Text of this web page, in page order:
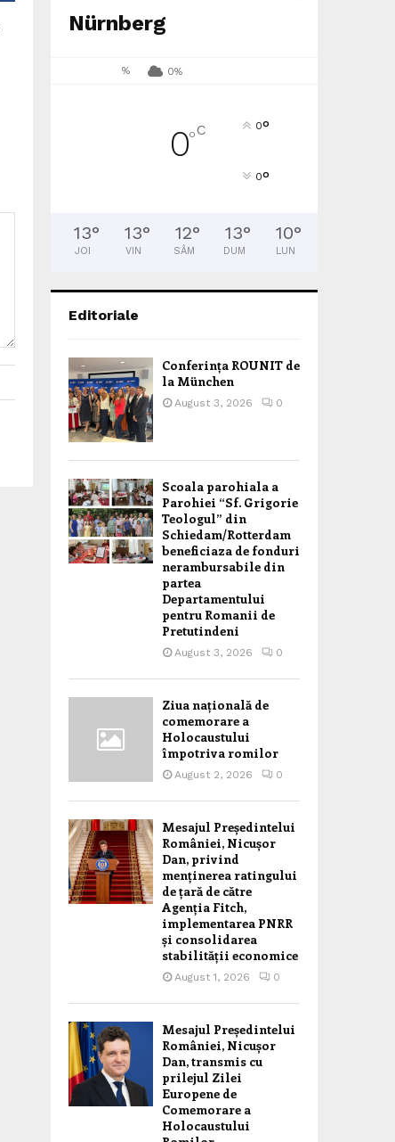
Nürnberg
% 0%
0°C 0°
0°
13°
JOI
13°
VIN
12°
SÂM
13°
DUM
10°
LUN
Editoriale
Conferința ROUNIT de
la München
August 3, 2026 0
Scoala parohiala a
Parohiei “Sf. Grigorie
Teologul” din
Schiedam/Rotterdam
beneficiaza de fonduri
nerambursabile din
partea
Departamentului
pentru Romanii de
Pretutindeni
August 3, 2026 0
Ziua națională de
comemorare a
Holocaustului
împotriva romilor
August 2, 2026 0
Mesajul Președintelui
României, Nicușor
Dan, privind
menținerea ratingului
de țară de către
Agenția Fitch,
implementarea PNRR
și consolidarea
stabilității economice
August 1, 2026 0
Mesajul Președintelui
României, Nicușor
Dan, transmis cu
prilejul Zilei
Europene de
Comemorare a
Holocaustului